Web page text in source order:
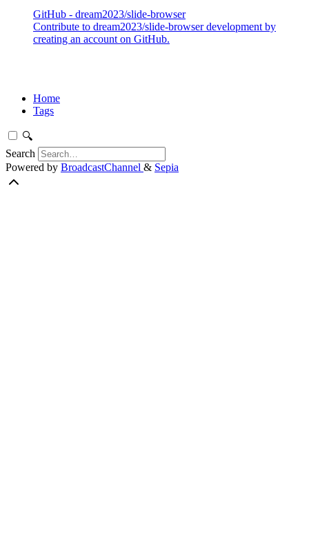
GitHub - dream2023/slide-browser
Contribute to dream2023/slide-browser development by
creating an account on GitHub.
Home
Tags
🔍
Search
Powered by BroadcastChannel & Sepia